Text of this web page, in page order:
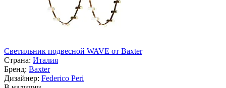
Светильник подвесной WAVE от Baxter
Страна: Италия
Бренд: Baxter
Дизайнер: Federico Peri